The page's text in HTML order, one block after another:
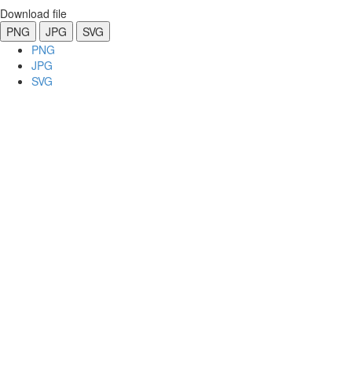
Download file
PNG
JPG
SVG
PNG
JPG
SVG